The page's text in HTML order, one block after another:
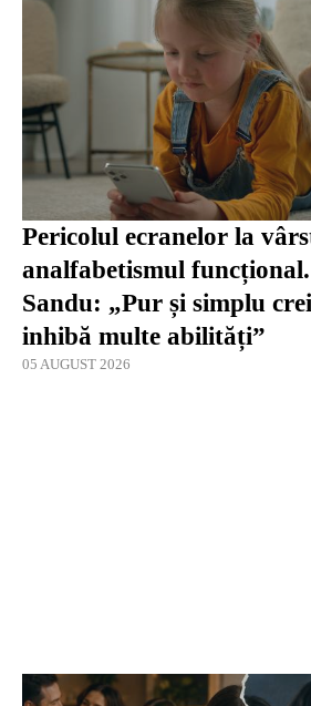
Pericolul ecranelor la
analfabetismul
Sandu: „Pur și simplu
inhibă multe abilități”
05 AUGUST 2026